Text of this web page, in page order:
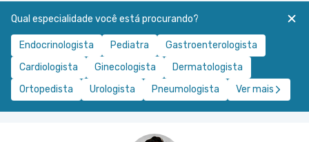
Qual especialidade você está procurando?
Endocrinologista Pediatra
Gastroenterologista
Cardiologista
Ginecologista
Dermatologista
Ortopedista
Urologista Pneumologista Ver mais